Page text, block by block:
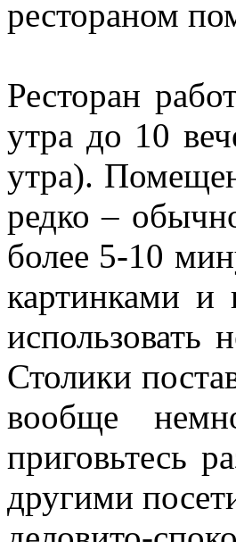
рестораном
Ресторан
утра до 10
утра).
редко –
более 5-10
картинками и
использовать
Столики
вообще
приговьтесь
другими